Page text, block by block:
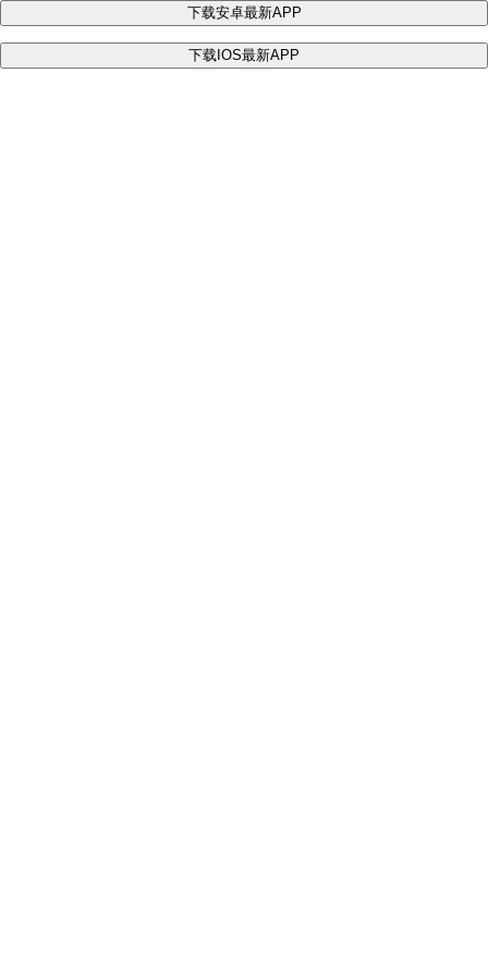
下载安卓最新APP
下载IOS最新APP